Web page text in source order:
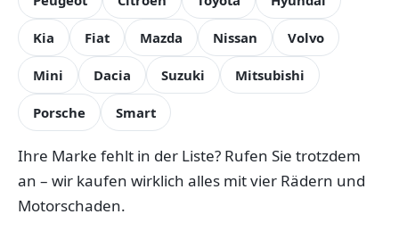
Kia Fiat Mazda Nissan Volvo
Mini Dacia Suzuki Mitsubishi
Porsche Smart
Ihre Marke fehlt in der Liste? Rufen Sie trotzdem
an – wir kaufen wirklich alles mit vier Rädern und
Motorschaden.